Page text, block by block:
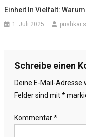
Einheit In Vielfalt:
1. Juli 2025
Schreibe einen
Deine E-Mail-
Felder sind mit*
Kommentar*